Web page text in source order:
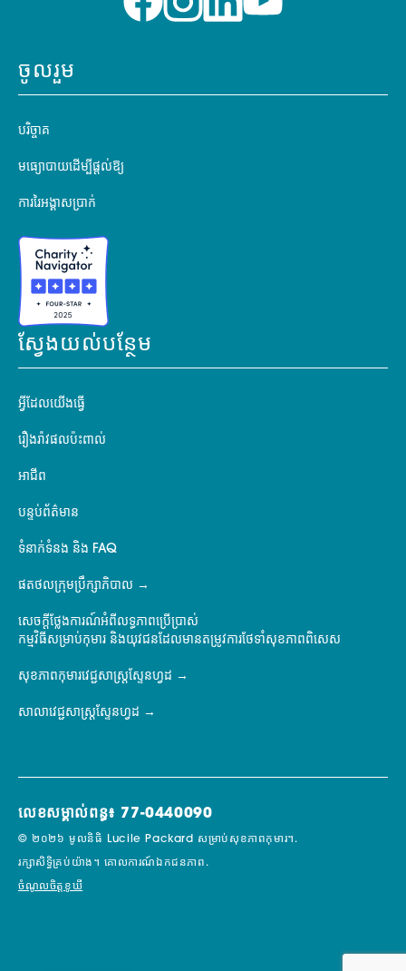
ចូលរួម
បរិច្ចាគ
មធ្យោបាយដើម្បីផ្តល់ឱ្យ
ការរៃអង្គាសប្រាក់
ស្វែងយល់បន្ថែម
អ្វីដែលយើងធ្វើ
រឿងរ៉ាវផលប៉ះពាល់
អាជីព
បន្ទប់ព័ត៌មាន
ទំនាក់ទំនង និង FAQ
ផតថលក្រុមប្រឹក្សាភិបាល
សេចក្តីថ្លែងការណ៍អំពីលទ្ធភាពប្រើប្រាស់
កម្មវិធីសម្រាប់កុមារ និងយុវជនដែលមានតម្រូវការថែទាំសុខភាពពិសេស
សុខភាពកុមារវេជ្ជសាស្ត្រស្ទែនហ្វដ
សាលាវេជ្ជសាស្ត្រស្ទែនហ្វដ
លេខសម្គាល់ពន្ធ៖ 77-0440090
© ២០២៦ មូលនិធិ Lucile Packard សម្រាប់សុខភាពកុមារ។.
រក្សាសិទ្ធិគ្រប់យ៉ាង។ គោលការណ៍ឯកជនភាព.
ចំណូលចិត្តខូឃី